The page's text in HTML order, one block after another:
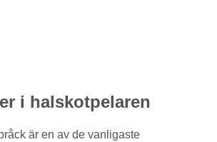
i halskotpelaren
är en av de vanligaste